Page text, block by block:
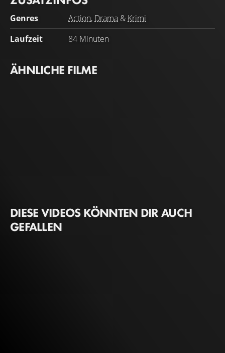
Genres Action, Drama & Krimi
Laufzeit
84 Minuten
ÄHNLICHE FILME
DIESE VIDEOS KÖNNTEN DIR AUCH
GEFALLEN